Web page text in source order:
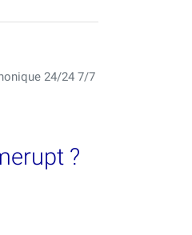
24/24 7/7
?